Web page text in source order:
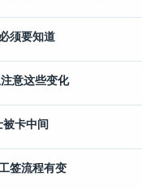
须要知道
意这些变化
被卡中间
签流程有变